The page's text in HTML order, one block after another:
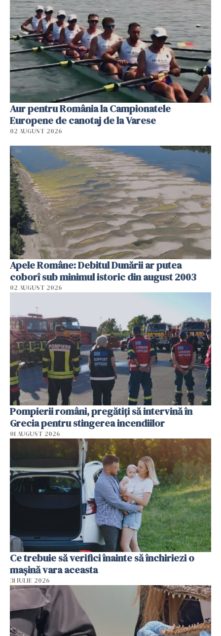
Aur pentru România la Campionatele
Europene de canotaj de la Varese
02 AUGUST 2026
Apele Române: Debitul Dunării ar putea
coborî sub minimul istoric din august 2003
02 AUGUST 2026
Pompierii români, pregătiţi să intervină în
Grecia pentru stingerea incendiilor
01 AUGUST 2026
Ce trebuie să verifici înainte să închiriezi o
mașină vara aceasta
31 IULIE 2026